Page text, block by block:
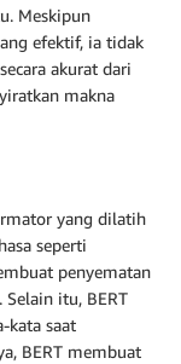
Meskipun
efektif, ia tidak
akurat dari
makna
yang dilatih
seperti
penyematan
itu, BERT
kata saat
BERT membuat